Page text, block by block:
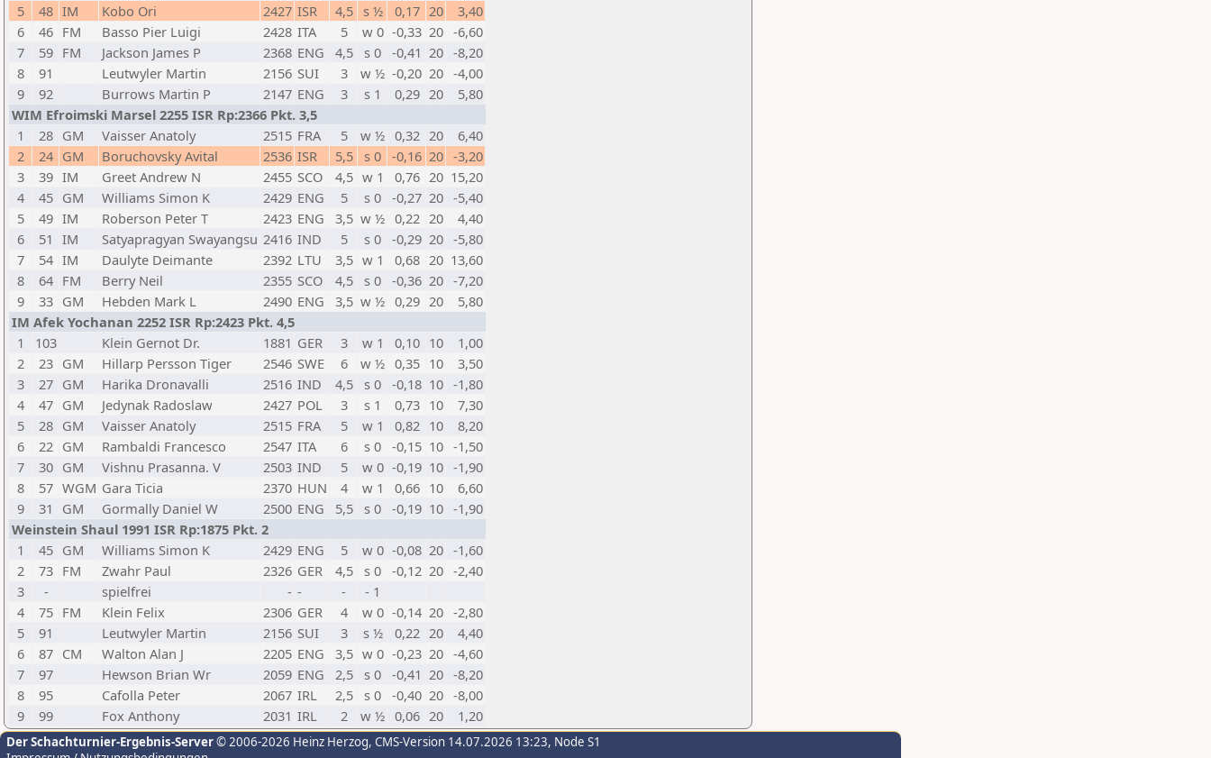
5
48 IM Kobo Ori 2427 ISR 4,5 s ½ 0,17 20
3,40
6
46 FM Basso Pier Luigi 2428 ITA 5 w 0 -0,33 20 -6,60
7
59 FM Jackson James P 2368 ENG 4,5 s 0 -0,41 20 -8,20
8
91 Leutwyler Martin 2156 SUI 3 w ½ -0,20 20 -4,00
9
92 Burrows Martin P 2147 ENG 3 s 1 0,29 20
5,80
WIM Efroimski Marsel 2255 ISR Rp:2366 Pkt. 3,5
1
28 GM Vaisser Anatoly 2515 FRA 5 w ½ 0,32 20
6,40
2
24 GM Boruchovsky Avital 2536 ISR 5,5 s 0 -0,16 20 -3,20
3
39 IM Greet Andrew N 2455 SCO 4,5 w 1 0,76 20 15,20
4
45 GM Williams Simon K 2429 ENG 5 s 0 -0,27 20 -5,40
5
49 IM Roberson Peter T 2423 ENG 3,5 w ½ 0,22 20
4,40
6
51 IM Satyapragyan Swayangsu 2416 IND 5 s 0 -0,29 20 -5,80
7
54 IM Daulyte Deimante 2392 LTU 3,5 w 1 0,68 20 13,60
8
64 FM Berry Neil 2355 SCO 4,5 s 0 -0,36 20 -7,20
9
33 GM Hebden Mark L 2490 ENG 3,5 w ½ 0,29 20
5,80
IM Afek Yochanan 2252 ISR Rp:2423 Pkt. 4,5
1
103 Klein Gernot Dr. 1881 GER 3 w 1 0,10 10
1,00
2
23 GM Hillarp Persson Tiger 2546 SWE 6 w ½ 0,35 10
3,50
3
27 GM Harika Dronavalli 2516 IND 4,5 s 0 -0,18 10 -1,80
4
47 GM Jedynak Radoslaw 2427 POL 3 s 1 0,73 10
7,30
5
28 GM Vaisser Anatoly 2515 FRA 5 w 1 0,82 10
8,20
6
22 GM Rambaldi Francesco 2547 ITA 6 s 0 -0,15 10 -1,50
7
30 GM Vishnu Prasanna. V 2503 IND 5 w 0 -0,19 10 -1,90
8
57 WGM Gara Ticia 2370 HUN 4 w 1 0,66 10
6,60
9
31 GM Gormally Daniel W 2500 ENG 5,5 s 0 -0,19 10 -1,90
Weinstein Shaul 1991 ISR Rp:1875 Pkt. 2
1
45 GM Williams Simon K 2429 ENG 5 w 0 -0,08 20 -1,60
2
73 FM Zwahr Paul 2326 GER 4,5 s 0 -0,12 20 -2,40
3
- spielfrei - - -
- 1
4
75 FM Klein Felix 2306 GER 4 w 0 -0,14 20 -2,80
5
91 Leutwyler Martin 2156 SUI 3 s ½ 0,22 20
4,40
6
87 CM Walton Alan J 2205 ENG 3,5 w 0 -0,23 20 -4,60
7
97 Hewson Brian Wr 2059 ENG 2,5 s 0 -0,41 20 -8,20
8
95 Cafolla Peter 2067 IRL 2,5 s 0 -0,40 20 -8,00
9
99 Fox Anthony 2031 IRL 2 w ½ 0,06 20 1,20
Der Schachturnier-Ergebnis-Server© 2006-2026 Heinz Herzog, CMS-Version 14.07.2026 13:23, Node S1